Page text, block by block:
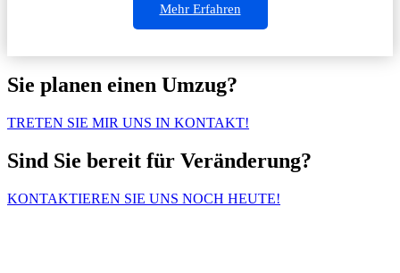
Mehr Erfahren
Sie planen einen Umzug?
TRETEN SIE MIR UNS IN KONTAKT!
Sind Sie bereit für Veränderung?
KONTAKTIEREN SIE UNS NOCH HEUTE!